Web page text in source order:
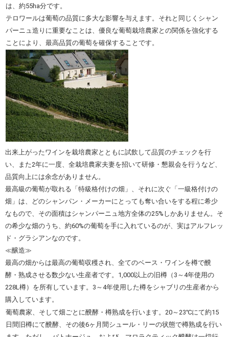
は、約55ha分です。
テロワールは葡萄の品質に多大な影響を与えます。それと同じくシャン
パーニュ造りに重要なことは、優良な葡萄栽培農家との関係を強化する
ことにより、最高品質の葡萄を確保することです。
出来上がったワインを栽培農家とともに試飲して品質のチェックを行
い、また2年に一度、全栽培農家夫妻を招いて研修・懇親会を行うなど、
品質向上には余念がありません。
最高級の葡萄が取れる「特級格付けの畑」、それに次ぐ「一級格付けの
畑」は、どのシャンパン・メーカーにとっても奪い合いをする程に希少
なもので、その面積はシャンパーニュ地方全体の25%しかありません。そ
の希少な畑のうち、約60%の葡萄を手に入れているのが、実はアルフレッ
ド・グラシアンなのです。
≪醸造≫
最高の畑からは最高の葡萄収穫され、全てのベース・ワインを樽で醗
酵・熟成させる数少ない生産者です。1,000以上の旧樽（3～4年使用の
228L樽）を所有しています。3～4年使用した樽をシャブリの生産者から
購入しています。
葡萄農家、そして畑ごとに醗酵・樽熟成を行います。20～23℃にて約15
日間旧樽にて醗酵、その後6ヶ月間シュール・リーの状態で樽熟成を行い